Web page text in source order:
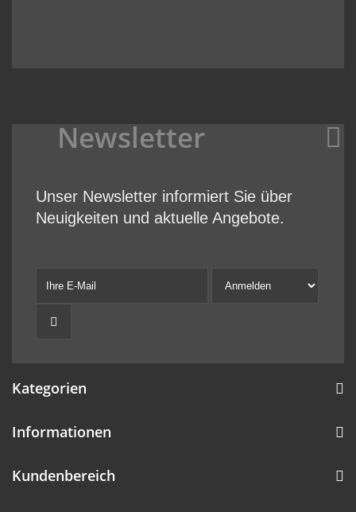
Newsletter
Unser Newsletter informiert Sie über
Neuigkeiten und aktuelle Angebote.
Kategorien
Informationen
Kundenbereich